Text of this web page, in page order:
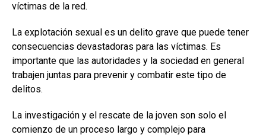
víctimas de la red.
La explotación sexual es un delito grave que puede tener
consecuencias devastadoras para las víctimas. Es
importante que las autoridades y la sociedad en general
trabajen juntas para prevenir y combatir este tipo de
delitos.
La investigación y el rescate de la joven son solo el
comienzo de un proceso largo y complejo para